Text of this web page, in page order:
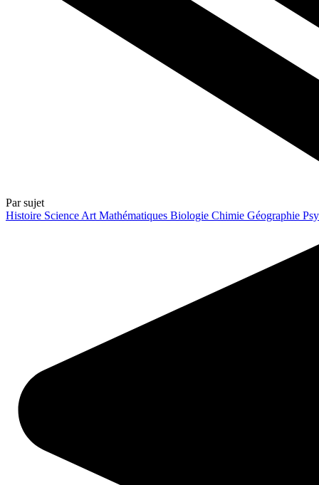
Par sujet
Histoire Science Art Mathématiques Biologie Chimie Géographie